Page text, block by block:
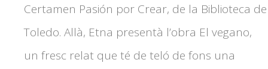
Certamen Pasión por Crear, de la Biblioteca de
Toledo. Allà, Etna presentà l’obra El vegano,
un fresc relat que té de teló de fons una